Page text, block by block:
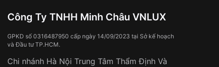
Công Ty TNHH Minh Châu VNLUX
GPKD số 0316487950 cấp ngày 14/09/2023 tại Sở kế hoạch
và Đầu tư TP.HCM.
Chi nhánh Hà Nội Trung Tâm Thẩm Định Và